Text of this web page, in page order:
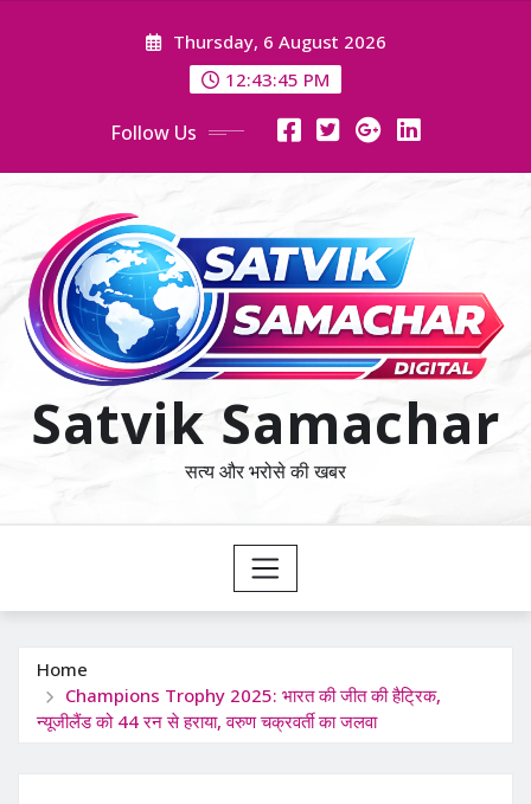
Thursday, 6 August 2026
12:43:46 PM
Follow Us
Satvik Samachar
सत्य और भरोसे की खबर
Home
Champions Trophy 2025: भारत की जीत की हैट्रिक,
न्यूजीलैंड को 44 रन से हराया, वरुण चक्रवर्ती का जलवा